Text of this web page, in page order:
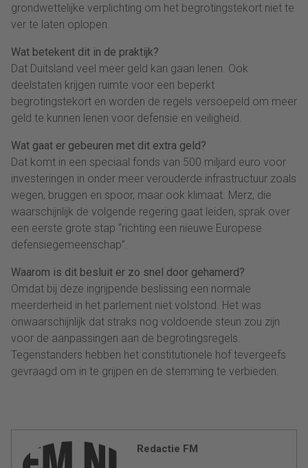
grondwettelijke verplichting om het begrotingstekort niet te
ver te laten oplopen.
Wat betekent dit in de praktijk?
Dat Duitsland veel meer geld kan gaan lenen. Ook
deelstaten krijgen ruimte voor een beperkt
begrotingstekort en worden de regels versoepeld om meer
geld te kunnen lenen voor defensie en veiligheid.
Wat gaat er gebeuren met dit extra geld?
Dat komt in een speciaal fonds van 500 miljard euro voor
investeringen in onder meer verouderde infrastructuur zoals
wegen, bruggen en spoor, maar ook klimaat. Merz, die
waarschijnlijk de volgende regering gaat leiden, sprak over
een eerste grote stap “richting een nieuwe Europese
defensiegemeenschap”.
Waarom is dit besluit er zo snel door gehamerd?
Omdat bij deze ingrijpende beslissing een normale
meerderheid in het parlement niet volstond. Het was
onwaarschijnlijk dat straks nog voldoende steun zou zijn
voor de aanpassingen aan de begrotingsregels.
Tegenstanders hebben het constitutionele hof tevergeefs
gevraagd om in te grijpen en de stemming te verbieden.
Redactie FM